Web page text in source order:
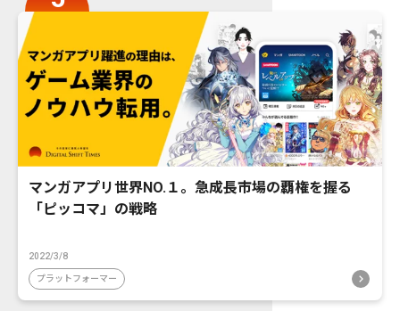
マンガアプリ世界NO.１。急成長市場の覇権を握る
「ピッコマ」の戦略
2022/3/8
プラットフォーマー